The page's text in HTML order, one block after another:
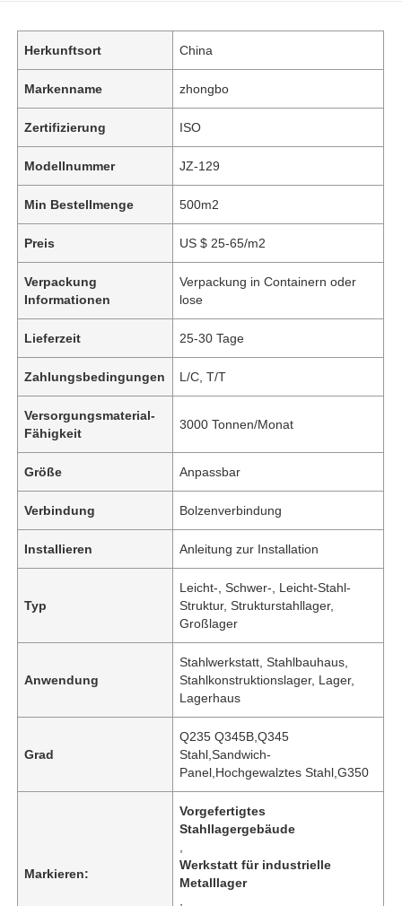
Herkunftsort China
Markenname zhongbo
Zertifizierung ISO
Modellnummer JZ-129
Min Bestellmenge 500m2
Preis US $ 25-65/m2
Verpackung
Informationen
Verpackung in Containern oder
lose
Lieferzeit 25-30 Tage
Zahlungsbedingungen L/C, T/T
Versorgungsmaterial-
Fähigkeit
3000 Tonnen/Monat
Größe Anpassbar
Verbindung Bolzenverbindung
Installieren Anleitung zur Installation
Typ
Leicht-, Schwer-, Leicht-Stahl-
Struktur, Strukturstahllager,
Großlager
Anwendung
Stahlwerkstatt, Stahlbauhaus,
Stahlkonstruktionslager, Lager,
Lagerhaus
Grad
Q235 Q345B,Q345
Stahl,Sandwich-
Panel,Hochgewalztes Stahl,G350
Markieren:
Vorgefertigtes
Stahllagergebäude
Werkstatt für industrielle
Metalllager